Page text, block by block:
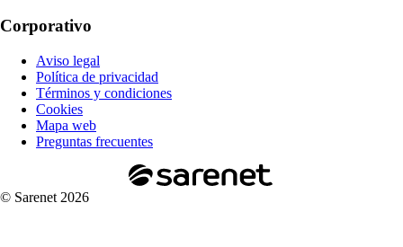
Corporativo
Aviso legal
Política de privacidad
Términos y condiciones
Cookies
Mapa web
Preguntas frecuentes
© Sarenet 2026